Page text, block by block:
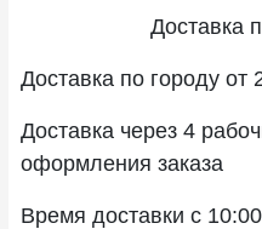
Доставка
Доставка по городу от
Доставка через 4
оформления заказа
Время доставки с